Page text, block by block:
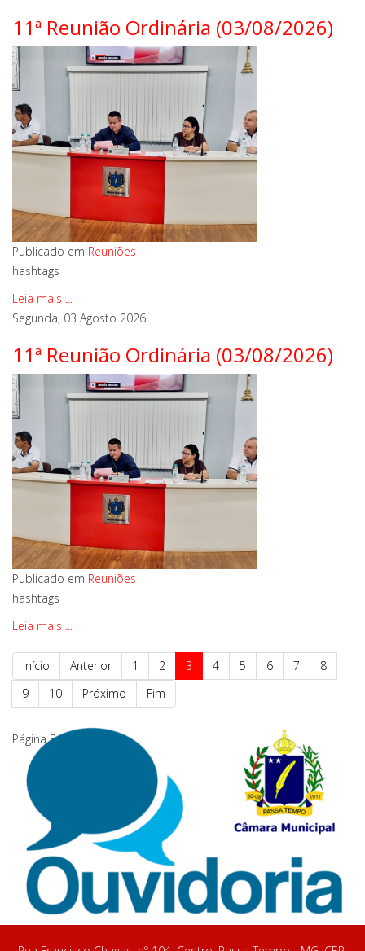
11ª Reunião Ordinária (03/08/2026)
Publicado em Reuniões
hashtags
Leia mais ...
Segunda, 03 Agosto 2026
11ª Reunião Ordinária (03/08/2026)
Publicado em Reuniões
hashtags
Leia mais ...
Início Anterior 1 2 3 4 5 6 7
8
9
10 Próximo Fim
Página 3 de 337